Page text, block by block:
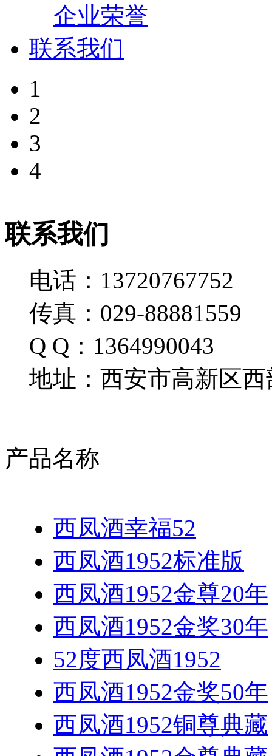
企业荣誉
联系我们
1
2
3
4
联系我们
电话：13720767752
传真：029-88881559
Q Q：1364990043
地址：西安市高新区西
产品名称
西凤酒幸福52
西凤酒1952标准版
西凤酒1952金尊20年
西凤酒1952金奖30年
52度西凤酒1952
西凤酒1952金奖50年
西凤酒1952铜尊典藏